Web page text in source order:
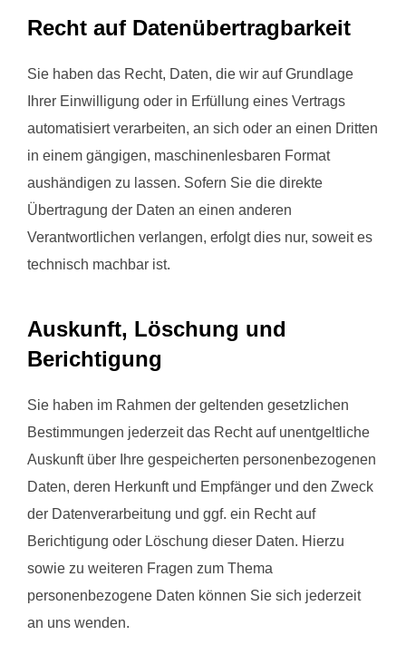
Recht auf Daten­übertrag­barkeit
Sie haben das Recht, Daten, die wir auf Grundlage
Ihrer Einwilligung oder in Erfüllung eines Vertrags
automatisiert verarbeiten, an sich oder an einen Dritten
in einem gängigen, maschinenlesbaren Format
aushändigen zu lassen. Sofern Sie die direkte
Übertragung der Daten an einen anderen
Verantwortlichen verlangen, erfolgt dies nur, soweit es
technisch machbar ist.
Auskunft, Löschung und
Berichtigung
Sie haben im Rahmen der geltenden gesetzlichen
Bestimmungen jederzeit das Recht auf unentgeltliche
Auskunft über Ihre gespeicherten personenbezogenen
Daten, deren Herkunft und Empfänger und den Zweck
der Datenverarbeitung und ggf. ein Recht auf
Berichtigung oder Löschung dieser Daten. Hierzu
sowie zu weiteren Fragen zum Thema
personenbezogene Daten können Sie sich jederzeit
an uns wenden.